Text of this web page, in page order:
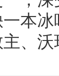
本
、